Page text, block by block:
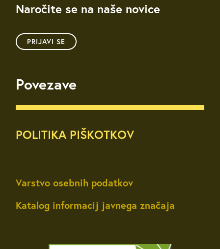
Naročite se na naše novice
PRIJAVI SE
Povezave
POLITIKA PIŠKOTKOV
Varstvo osebnih podatkov
Katalog informacij javnega značaja